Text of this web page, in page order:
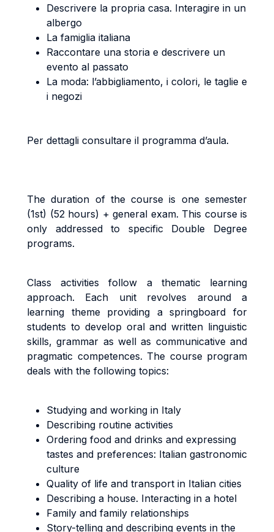
Descrivere la propria casa. Interagire in un
albergo
La famiglia italiana
Raccontare una storia e descrivere un
evento al passato
La moda: l’abbigliamento, i colori, le taglie e
i negozi
Per dettagli consultare il programma d’aula.
The duration of the course is one semester
(1st) (52 hours) + general exam. This course is
only addressed to specific Double Degree
programs.
Class activities follow a thematic learning
approach. Each unit revolves around a
learning theme providing a springboard for
students to develop oral and written linguistic
skills, grammar as well as communicative and
pragmatic competences. The course program
deals with the following topics:
Studying and working in Italy
Describing routine activities
Ordering food and drinks and expressing
tastes and preferences: Italian gastronomic
culture
Quality of life and transport in Italian cities
Describing a house. Interacting in a hotel
Family and family relationships
Story-telling and describing events in the